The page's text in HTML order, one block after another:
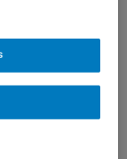
groupe
école
les élèves au
des arts